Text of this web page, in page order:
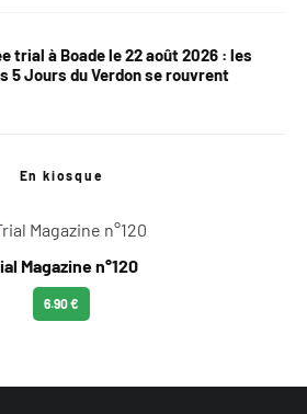
trial à Boade le 22 août 2026 : les
5 Jours du Verdon se rouvrent
En kiosque
Magazine n°120
6.90 €